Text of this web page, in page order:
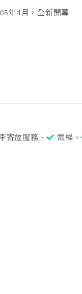
年4月，全新開幕
寄放服務、 電梯、